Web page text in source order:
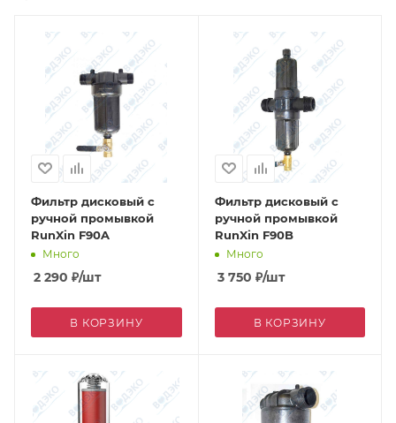
Фильтр дисковый с
ручной промывкой
RunXin F90A
Много
2 290 ₽/шт
В КОРЗИНУ
Фильтр дисковый с
ручной промывкой
RunXin F90B
Много
3 750 ₽/шт
В КОРЗИНУ